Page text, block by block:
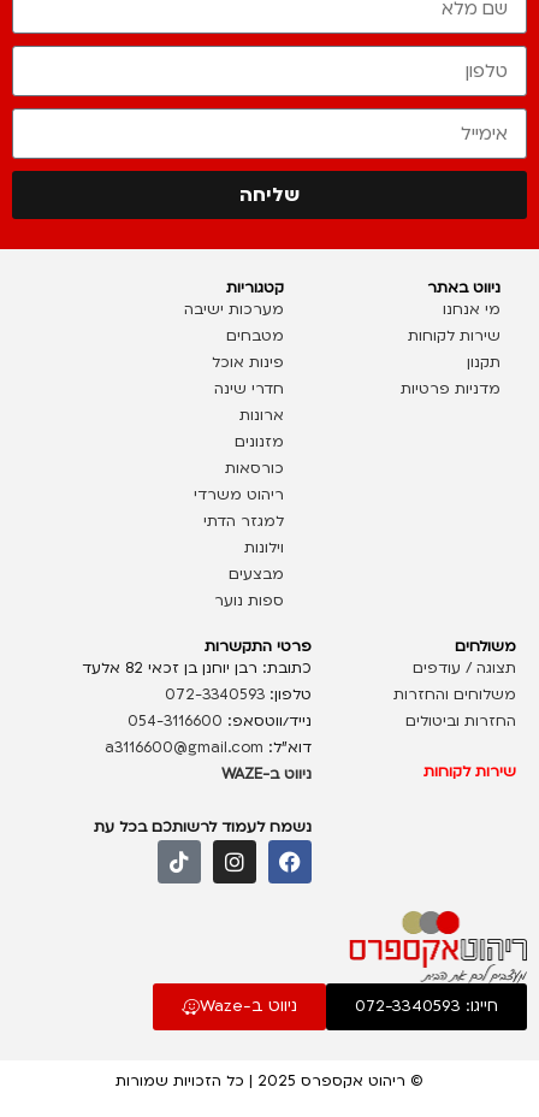
שליחה
ניווט באתר
מי אנחנו
שירות לקוחות
תקנון
מדניות פרטיות
קטגוריות
מערכות ישיבה
מטבחים
פינות אוכל
חדרי שינה
ארונות
מזנונים
כורסאות
ריהוט משרדי
למגזר הדתי
וילונות
מבצעים
ספות נוער
משולחים
תצוגה / עודפים
משלוחים והחזרות
החזרות וביטולים
שירות לקוחות
פרטי התקשרות
כתובת: רבן יוחנן בן זכאי 82 אלעד
טלפון:072-3340593
נייד/ווטסאפ: 054-3116600
דוא”ל: a3116600@gmail.com
ניווט ב-WAZE
נשמח לעמוד לרשותכם בכל עת
חייגו: 072-3340593 ניווט ב-Waze
© ריהוט אקספרס 2025 | כל הזכויות שמורות